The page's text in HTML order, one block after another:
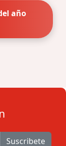
año
Suscribete